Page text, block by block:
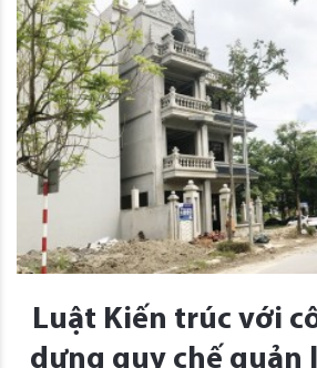
Luật Kiến trúc với
dựng quy chế quản